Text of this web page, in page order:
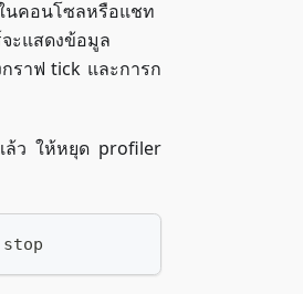
นคอนโซลหรือแชท
จะแสดงข้อมูล
ราฟ tick และการก
ล้ว ให้หยุด profiler